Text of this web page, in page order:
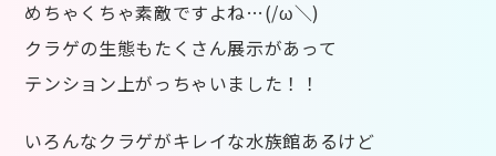
めちゃくちゃ素敵ですよね…(/ω＼)
クラゲの生態もたくさん展示があって
テンション上がっちゃいました！！
いろんなクラゲがキレイな水族館あるけど